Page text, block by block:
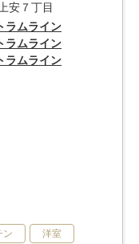
上安７丁目
ラムライン
ラムライン
ラムライン
ン 洋室